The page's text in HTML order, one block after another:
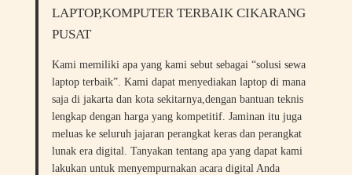
LAPTOP,KOMPUTER TERBAIK CIKARANG
PUSAT
Kami memiliki apa yang kami sebut sebagai “solusi sewa
laptop terbaik”. Kami dapat menyediakan laptop di mana
saja di jakarta dan kota sekitarnya,dengan bantuan teknis
lengkap dengan harga yang kompetitif. Jaminan itu juga
meluas ke seluruh jajaran perangkat keras dan perangkat
lunak era digital. Tanyakan tentang apa yang dapat kami
lakukan untuk menyempurnakan acara digital Anda